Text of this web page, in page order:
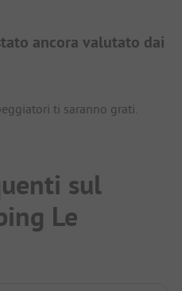
ancora valutato dai
ti saranno grati.
sul
Le